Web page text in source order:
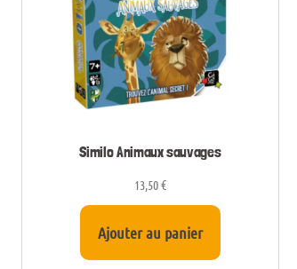
Similo Animaux sauvages
13,50€
Ajouter au panier